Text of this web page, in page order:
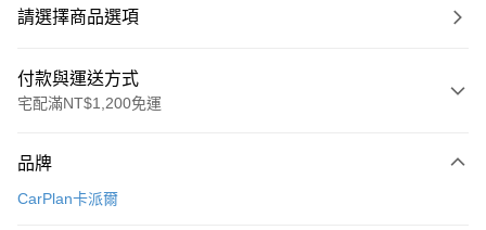
請選擇商品選項
付款與運送方式
宅配滿NT$1,200免運
信用卡一次付款
品牌
CarPlan卡派爾